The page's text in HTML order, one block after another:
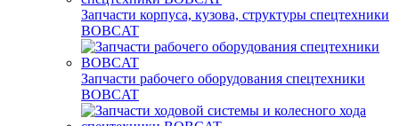
Запчасти корпуса, кузова, структуры спецтехники
BOBCAT
Запчасти рабочего оборудования спецтехники
BOBCAT